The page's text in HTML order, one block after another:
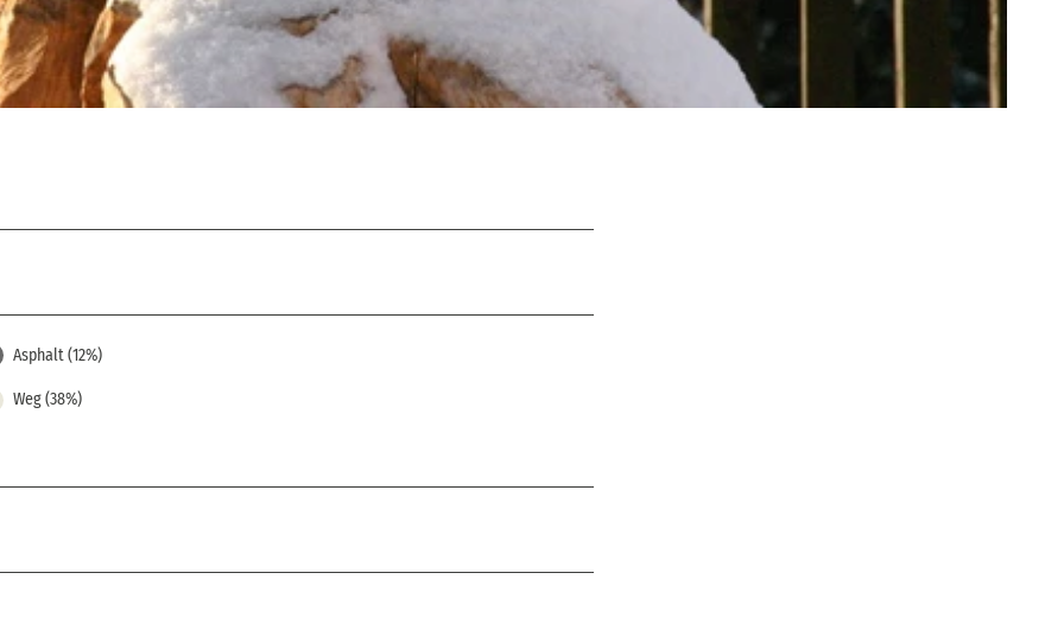
Asphalt (12%)
Weg (38%)